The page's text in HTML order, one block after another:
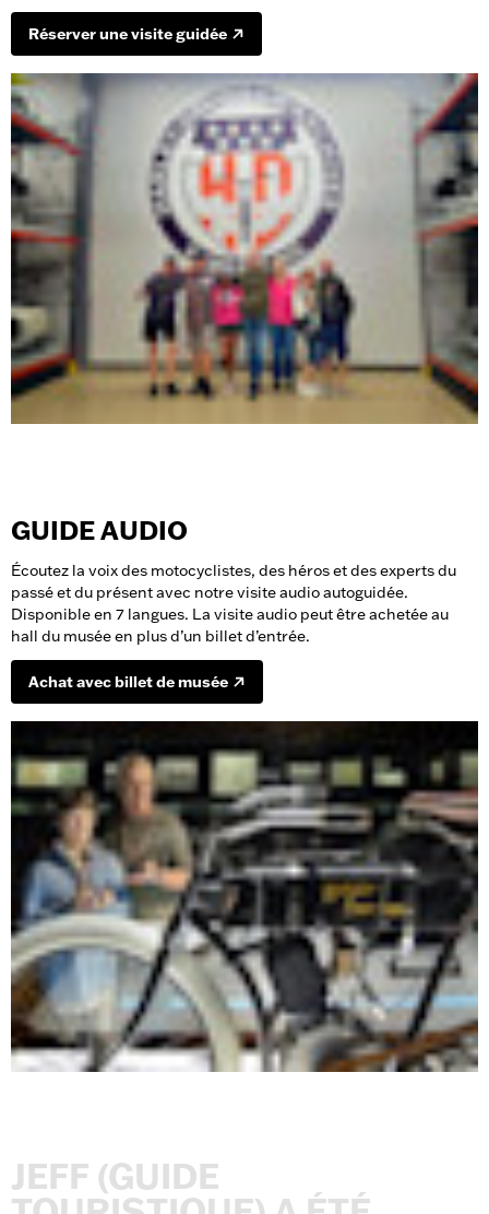
Réserver une visite guidée
GUIDE AUDIO
Écoutez la voix des motocyclistes, des héros et des experts du
passé et du présent avec notre visite audio autoguidée.
Disponible en 7 langues. La visite audio peut être achetée au
hall du musée en plus d’un billet d’entrée.
Achat avec billet de musée
JEFF (GUIDE